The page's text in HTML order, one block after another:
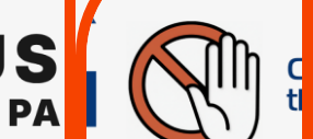
RESPECT DU DROIT
INTERNATIONAL ?
TRUMP, MACRON :
MÊME COMBAT
| Actus |